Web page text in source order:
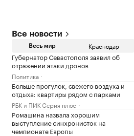
Все новости
Весь мир Краснодар
Губернатор Севастополя заявил об
отражении атаки дронов
Политика
Больше прогулок, свежего воздуха и
отдыха: квартиры рядом с парками
РБК и ПИК Серия плюс
Ромашина назвала хорошим
выступление синхронисток на
чемпионате Европы